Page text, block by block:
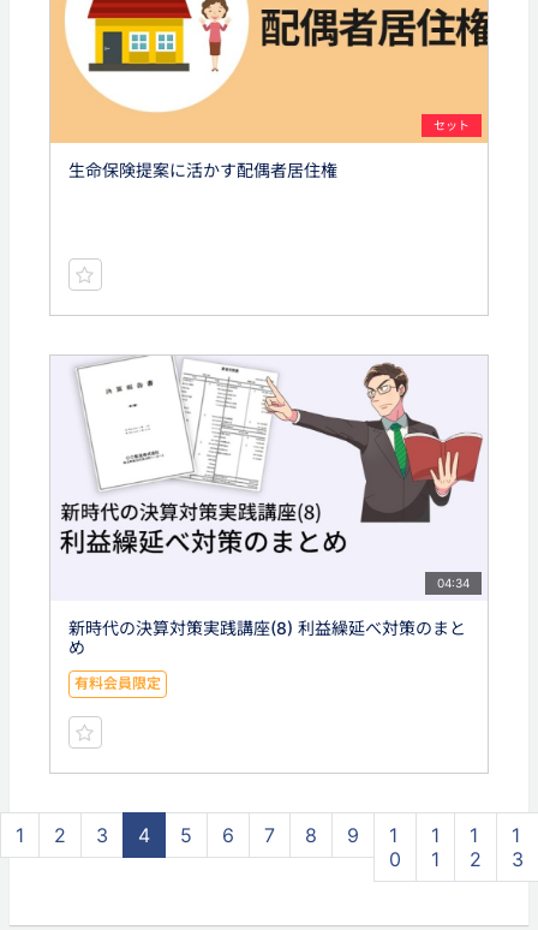
セット
生命保険提案に活かす配偶者居住権
04:34
新時代の決算対策実践講座(8) 利益繰延べ対策のまと
め
有料会員限定
1 2 3 4 5 6 7 8 9
1
0
1
1
1
2
1
3